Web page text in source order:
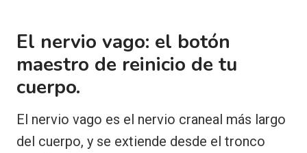
El nervio vago: el botón
maestro de reinicio de tu
cuerpo.
El nervio vago es el nervio craneal más largo
del cuerpo, y se extiende desde el tronco